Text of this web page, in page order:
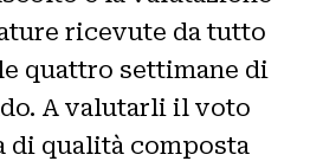
ricevute da tutto
quattro settimane di
A valutarli il voto
di qualità composta